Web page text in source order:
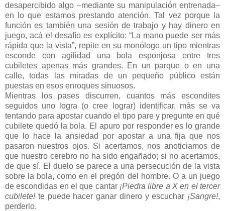
desapercibido algo –mediante su manipulación entrenada–
en lo que estamos prestando atención. Tal vez porque la
función es también una sesión de trabajo y hay dinero en
juego, acá el desafío es explícito: “La mano puede ser más
rápida que la vista”, repite en su monólogo un tipo mientras
esconde con agilidad una bola esponjosa entre tres
cubiletes apenas más grandes. En un parque o en una
calle, todas las miradas de un pequeño público están
puestas en esos enroques sinuosos.
Mientras los pases discurren, cuantos más escondites
seguidos uno logra (o cree lograr) identificar, más se va
tentando para apostar cuando el tipo pare y pregunte en qué
cubilete quedó la bola. El apuro por responder es lo grande
que lo hace la ansiedad por apostar a una fija que nos
pasaron nuestros ojos. Si acertamos, nos anoticiamos de
que nuestro cerebro no ha sido engañado; si no acertamos,
de que sí. El duelo se parece a una persecución de la vista
sobre la bola, como en el pregón del hombre. O a un juego
de escondidas en el que cantar ¡Piedra libre a X en el tercer
cubilete!te puede hacer ganar dinero y escuchar ¡Sangre!,
perderlo.